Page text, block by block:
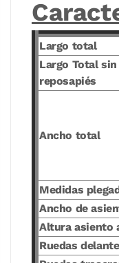
Largo total
Largo Total sin
reposapiés
Ancho total
Medidas
Ancho de
Altura asiento
Ruedas